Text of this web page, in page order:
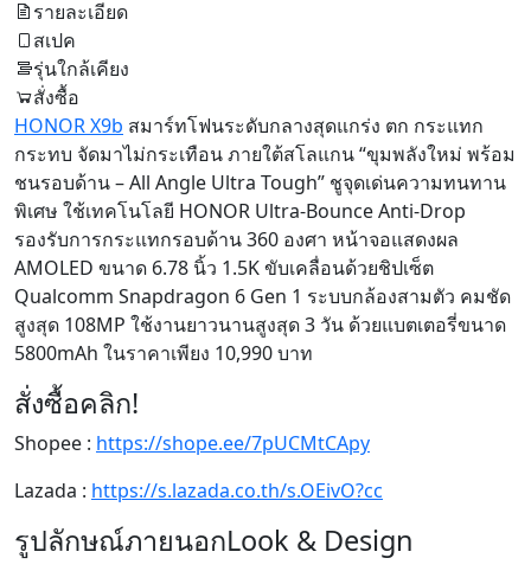
รายละเอียด
สเปค
รุ่นใกล้เคียง
สั่งซื้อ
HONOR X9b สมาร์ทโฟนระดับกลางสุดแกร่ง ตก กระแทก
กระทบ จัดมาไม่กระเทือน ภายใต้สโลแกน “ขุมพลังใหม่ พร้อม
ชนรอบด้าน – All Angle Ultra Tough” ชูจุดเด่นความทนทาน
พิเศษ ใช้เทคโนโลยี HONOR Ultra-Bounce Anti-Drop
รองรับการกระแทกรอบด้าน 360 องศา หน้าจอแสดงผล
AMOLED ขนาด 6.78 นิ้ว 1.5K ขับเคลื่อนด้วยชิปเซ็ต
Qualcomm Snapdragon 6 Gen 1 ระบบกล้องสามตัว คมชัด
สูงสุด 108MP ใช้งานยาวนานสูงสุด 3 วัน ด้วยแบตเตอรี่ขนาด
5800mAh ในราคาเพียง 10,990 บาท
สั่งซื้อคลิก!
Shopee : https://shope.ee/7pUCMtCApy
Lazada : https://s.lazada.co.th/s.OEivO?cc
รูปลักษณ์ภายนอกLook & Design